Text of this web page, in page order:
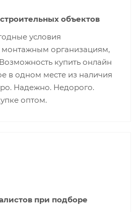
объектов
условия
монтажным организациям,
купить онлайн
в одном месте из наличия
Надежно. Недорого.
оптом.
при подборе